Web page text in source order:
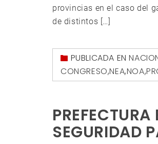
provincias en el caso del
de distintos […]
PUBLICADA EN
CONGRESO,NEA,NOA,
SEGURIDAD